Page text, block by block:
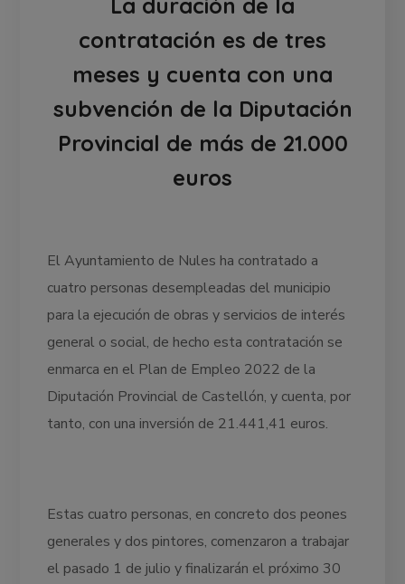
contratación es de tres
meses y cuenta con una
subvención de la Diputación
Provincial de más de 21.000
euros
El Ayuntamiento de Nules ha contratado a
cuatro personas desempleadas del municipio
para la ejecución de obras y servicios de interés
general o social, de hecho esta contratación se
enmarca en el Plan de Empleo 2022 de la
Diputación Provincial de Castellón, y cuenta, por
tanto, con una inversión de 21.441,41 euros.
Estas cuatro personas, en concreto dos peones
generales y dos pintores, comenzaron a trabajar
el pasado 1 de julio y finalizarán el próximo 30